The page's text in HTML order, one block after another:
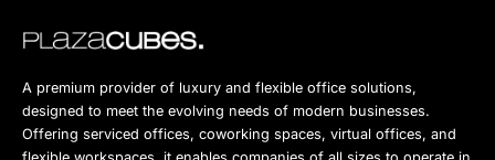
A premium provider of luxury and flexible office solutions,
designed to meet the evolving needs of modern businesses.
Offering serviced offices, coworking spaces, virtual offices, and